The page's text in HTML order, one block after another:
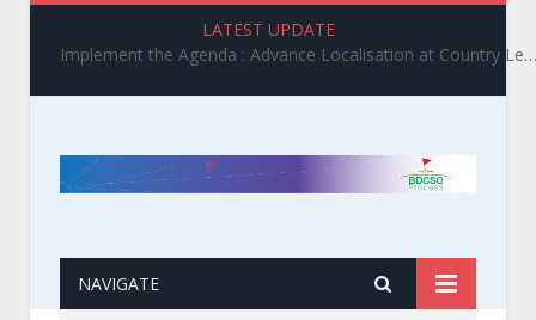
LATEST UPDATE
Implement the Agenda : Advance Localisation at Country Level_ BDCSO COAST 2025 Survey Report Findings on the Grand Bargain 3.0 Implementation
NAVIGATE